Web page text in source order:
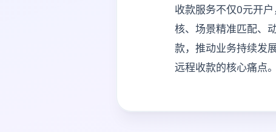
收款服务不仅0元开
核、场景精准匹配、
款，推动业务持续发
远程收款的核心痛点。